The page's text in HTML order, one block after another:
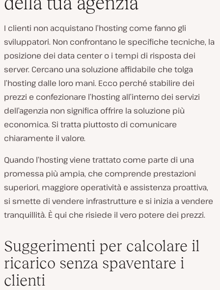
I clienti non acquistano l’hosting come fanno gli
sviluppatori. Non confrontano le specifiche tecniche, la
posizione dei data center o i tempi di risposta dei
server. Cercano una soluzione affidabile che tolga
l’hosting dalle loro mani. Ecco perché stabilire dei
prezzi e confezionare l’hosting all’interno dei servizi
dell’agenzia non significa offrire la soluzione più
economica. Si tratta piuttosto di comunicare
chiaramente il valore.
Quando l’hosting viene trattato come parte di una
promessa più ampia, che comprende prestazioni
superiori, maggiore operatività e assistenza proattiva,
si smette di vendere infrastrutture e si inizia a vendere
tranquillità. È qui che risiede il vero potere dei prezzi.
Suggerimenti per calcolare il
ricarico senza spaventare i
clienti